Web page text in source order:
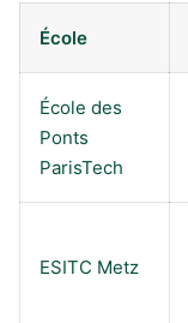
École
École des
Ponts
ParisTech
ESITC Metz